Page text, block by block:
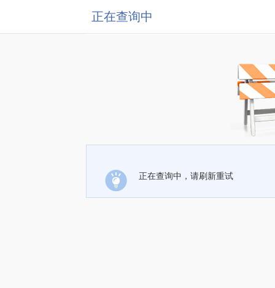
正在查询中
正在查询中，请刷新重试